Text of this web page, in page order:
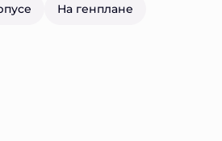
На генплане